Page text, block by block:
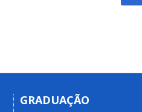
GRADUAÇÃO